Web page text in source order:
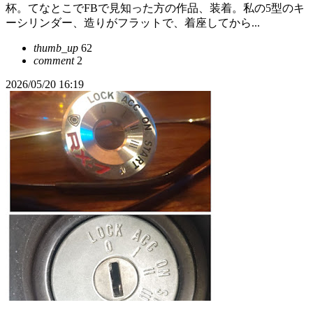
杯。てなとこでFBで見知った方の作品、装着。私の5型のキ
ーシリンダー、造りがフラットで、着座してから...
thumb_up 62
comment2
2026/05/20 16:19